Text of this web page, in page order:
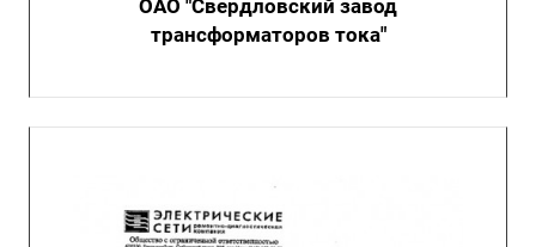
ОАО "Свердловский завод
трансформаторов тока"